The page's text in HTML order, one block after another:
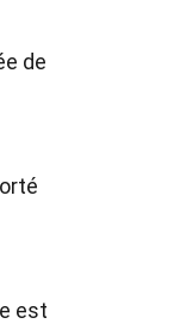
de
est